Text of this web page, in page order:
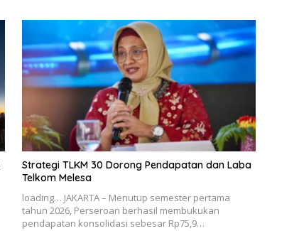
Strategi TLKM 30 Dorong Pendapatan dan Laba
Telkom Melesa
loading… JAKARTA – Menutup semester pertama
tahun 2026, Perseroan berhasil membukukan
pendapatan konsolidasi sebesar Rp75,9…